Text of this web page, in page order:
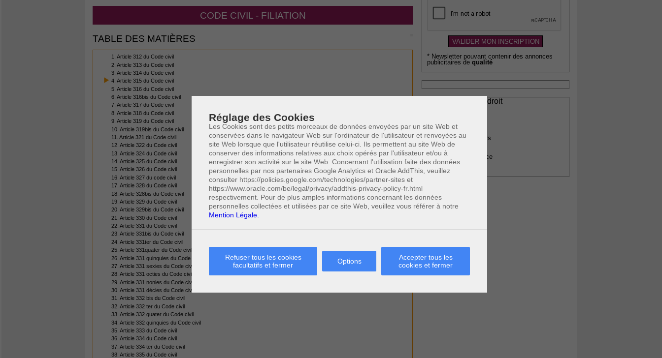
Réglage des Cookies
Les Cookies sont des petits morceaux de données envoyées par un site Web et
conservées dans le navigateur Web sur l'ordinateur de l'utilisateur et renvoyées au
site Web lorsque que l'utilisateur réutilise celui-ci. Ils permettent au site Web de
conserver des informations relatives aux choix opérés par l'utilisateur et/ou à
enregistrer son activité sur le site Web. Concernant l'utilisation faite des données
personnelles par nos partenaires Google Analytics et Oracle AddThis, veuillez
consulter https://policies.google.com/technologies/partner-sites et
https://www.oracle.com/be/legal/privacy/addthis-privacy-policy-fr.html
respectivement. Pour de plus amples informations concernant les données
personnelles collectées et utilisées par ce site Web, veuillez vous référer à notre
Mention Légale.
Refuser tous les cookies
facultatifs et fermer
Options
Accepter tous les
cookies et fermer
CODE CIVIL - FILIATION
TABLE DES MATIÈRES
1. Article 312 du Code civil
2. Article 313 du Code civil
3. Article 314 du Code civil
4. Article 315 du Code civil
5. Article 316 du Code civil
6. Article 316bis du Code civil
7. Article 317 du Code civil
8. Article 318 du Code civil
9. Article 319 du Code civil
10. Article 319bis du Code civil
11. Article 321 du Code civil
12. Article 322 du Code civil
13. Article 324 du Code civil
14. Article 325 du Code civil
15. Article 326 du Code civil
16. Article 327 du code civil
17. Article 328 du Code civil
18. Article 328bis du Code civil
19. Article 329 du Code civil
20. Article 329bis du Code civil
21. Article 330 du Code civil
22. Article 331 du Code civil
23. Article 331bis du Code civil
24. Article 331ter du Code civil
25. Article 331quater du Code civil
26. Article 331 quinquies du Code civil
27. Article 331 sexies du Code civil
28. Article 331 octies du Code civil
29. Article 331 nonies du Code civil
30. Article 331 décies du Code civil
31. Article 332 bis du Code civil
32. Article 332 ter du Code civil
33. Article 332 quater du Code civil
34. Article 332 quinquies du Code civil
35. Article 333 du Code civil
36. Article 334 du Code civil
37. Article 334 ter du Code civil
38. Article 335 du Code civil
* Newsletter pouvant contenir des annonces
publicitaires de qualité
Professionnels du droit
Architectes
Agents immobiliers
Comptables
Huissiers de justice
Médecins